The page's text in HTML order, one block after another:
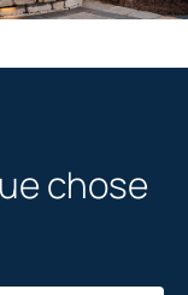
chose